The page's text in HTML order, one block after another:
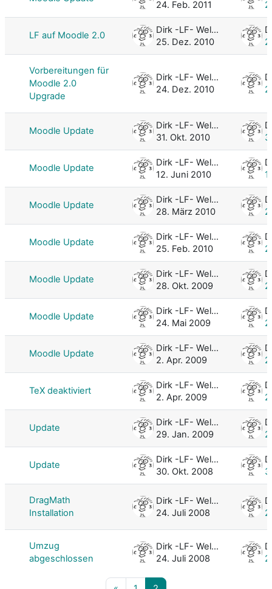
24. Feb. 2011
LF auf Moodle 2.0
Dirk -LF- Weller
25. Dez. 2010
Vorbereitungen für
Moodle 2.0
Upgrade
Dirk -LF- Weller
24. Dez. 2010
Moodle Update
Dirk -LF- Weller
31. Okt. 2010
Moodle Update
Dirk -LF- Weller
12. Juni 2010
Moodle Update
Dirk -LF- Weller
28. März 2010
Moodle Update
Dirk -LF- Weller
25. Feb. 2010
Moodle Update
Dirk -LF- Weller
28. Okt. 2009
Moodle Update
Dirk -LF- Weller
24. Mai 2009
Moodle Update
Dirk -LF- Weller
2. Apr. 2009
TeX deaktiviert
Dirk -LF- Weller
2. Apr. 2009
Update
Dirk -LF- Weller
29. Jan. 2009
Update
Dirk -LF- Weller
30. Okt. 2008
DragMath
Installation
Dirk -LF- Weller
24. Juli 2008
Umzug
abgeschlossen
Dirk -LF- Weller
24. Juli 2008